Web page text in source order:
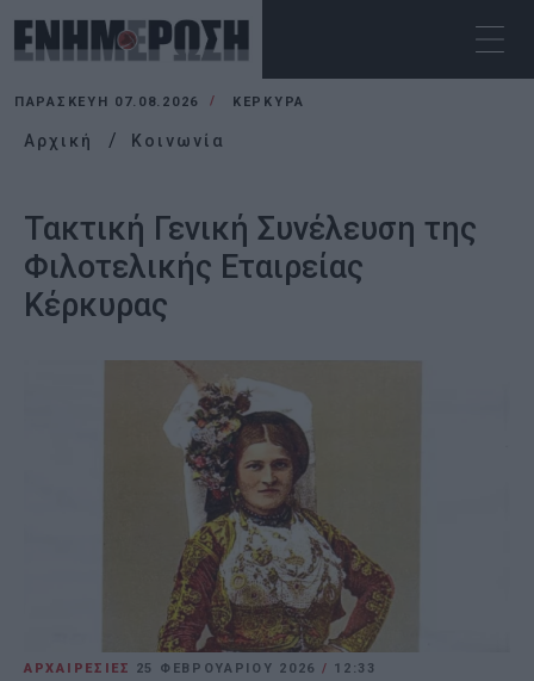
ΠΑΡΑΣΚΕΥΉ 07.08.2026 ΚΕΡΚΥΡΑ
Αρχική Κοινωνία
Τακτική Γενική Συνέλευση της
Φιλοτελικής Εταιρείας
Κέρκυρας
ΑΡΧΑΙΡΕΣΙΕΣ 25 ΦΕΒΡΟΥΑΡΊΟΥ 2026 / 12:33